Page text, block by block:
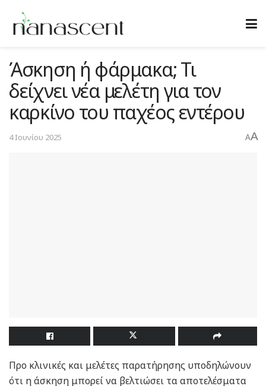
Άσκηση ή φάρμακα; Τι
δείχνει νέα μελέτη για τον
καρκίνο του παχέος εντέρου
4 Ιουνίου 2025 AA
Προ κλινικές και μελέτες παρατήρησης υποδηλώνουν
ότι η άσκηση μπορεί να βελτιώσει τα αποτελέσματα